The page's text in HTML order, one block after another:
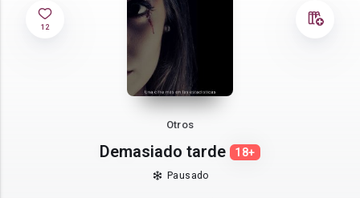
12
Otros
Demasiado tarde 18+
Pausado